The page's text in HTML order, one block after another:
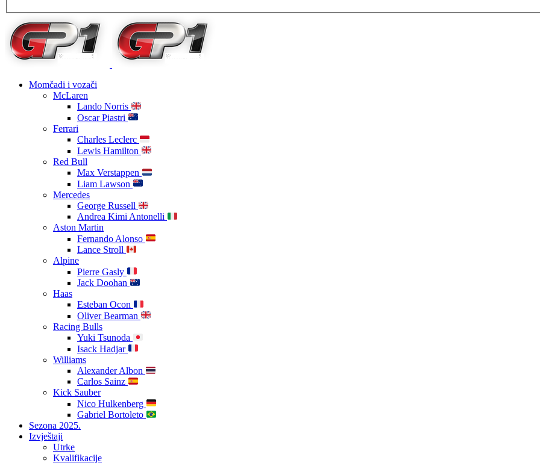
Momčadi i vozači
McLaren
Lando Norris
Oscar Piastri
Ferrari
Charles Leclerc
Lewis Hamilton
Red Bull
Max Verstappen
Liam Lawson
Mercedes
George Russell
Andrea Kimi Antonelli
Aston Martin
Fernando Alonso
Lance Stroll
Alpine
Pierre Gasly
Jack Doohan
Haas
Esteban Ocon
Oliver Bearman
Racing Bulls
Yuki Tsunoda
Isack Hadjar
Williams
Alexander Albon
Carlos Sainz
Kick Sauber
Nico Hulkenberg
Gabriel Bortoleto
Sezona 2025.
Izvještaji
Utrke
Kvalifikacije